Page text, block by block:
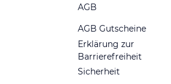
AGB
AGB Gutscheine
Erklärung zur
Barrierefreiheit
Sicherheit